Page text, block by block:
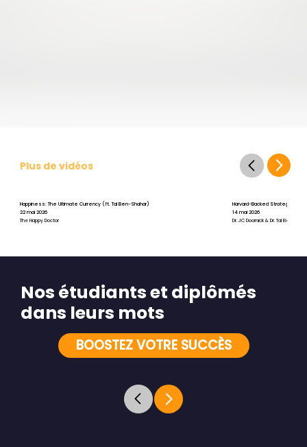
Plus de vidéos
Happiness: The Ultimate Currency (ft. Tal Ben-Shahar)
22 mai 2026
The Happy Doctor
Harvard-Backed Strategies for
14 mai 2026
Dr. JC Doornick & Dr. Tal Ben-
BOOSTEZ VOTRE SUCCÈS
Nos étudiants et diplômés
dans leurs mots